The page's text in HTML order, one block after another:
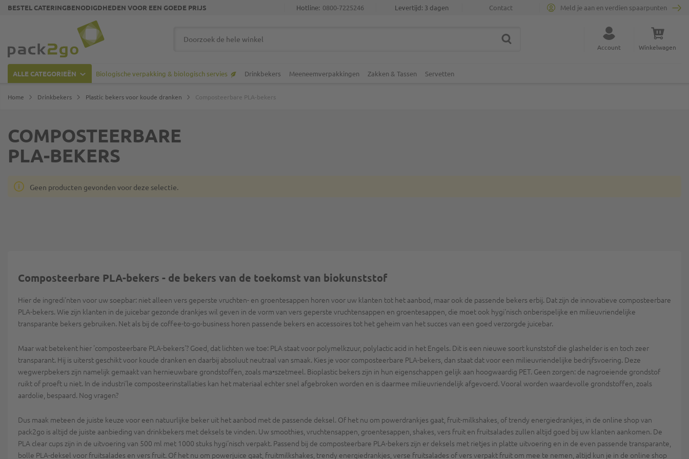
BESTEL CATERINGBENODIGDHEDEN VOOR EEN GOEDE PRIJS Contact
Levertijd: 3 dagen
Hotline: 0800-7225246 Meld je aan en verdien spaarpunten
Sluit zoekopdracht
ZOEK Account Winkelwagen
ALLE CATEGORIEËN Biologische verpakking & biologisch servies Drinkbekers Meeneemverpakkingen Zakken & Tassen Servetten
Home Drinkbekers Plastic bekers voor koude dranken Composteerbare PLA-bekers
COMPOSTEERBARE
PLA-BEKERS
Geen producten gevonden voor deze selectie.
Composteerbare PLA-bekers - de bekers van de toekomst van biokunststof
Hier de ingredi‘nten voor uw soepbar: niet alleen vers geperste vruchten- en groentesappen horen voor uw klanten tot het aanbod, maar ook de passende bekers erbij. Dat zijn de innovatieve composteerbare
PLA-bekers. Wie zijn klanten in de juicebar gezonde drankjes wil geven in de vorm van vers geperste vruchtensappen en groentesappen, die moet ook hygi‘nisch onberispelijke en milieuvriendelijke
transparante bekers gebruiken. Net als bij de coffee-to-go-business horen passende bekers en accessoires tot het geheim van het succes van een goed verzorgde juicebar.
Maar wat betekent hier 'composteerbare PLA-bekers'? Goed, dat lichten we toe: PLA staat voor polymelkzuur, polylactic acid in het Engels. Dit is een nieuwe soort kunststof die glashelder is en toch zeer
transparant. Hij is uiterst geschikt voor koude dranken en daarbij absoluut neutraal van smaak. Kies je voor composteerbare PLA-bekers, dan staat dat voor een milieuvriendelijke bedrijfsvoering. Deze
wegwerpbekers zijn namelijk gemaakt van hernieuwbare grondstoffen, zoals ma•szetmeel. Bioplastic bekers zijn in hun eigenschappen gelijk aan hoogwaardig PET. Geen zorgen: de nagroeiende grondstof
ruikt of proeft u niet. In de industri‘le composteerinstallaties kan het materiaal echter snel afgebroken worden en is daarmee milieuvriendelijk afgevoerd. Vooral worden waardevolle grondstoffen, zoals
aardolie, bespaard. Nog vragen?
Dus maak meteen de juiste keuze voor een natuurlijke beker uit het aanbod met de passende deksel. Of het nu om powerdrankjes gaat, fruit-milkshakes, of trendy energiedrankjes, in de online shop van
pack2go is altijd de juiste aanbieding van drinkbekers met deksels te vinden. Uw smoothies, vruchtensappen, groentesappen, shakes, vers fruit en fruitsalades zullen altijd goed bij uw klanten aankomen. De
PLA clear cups zijn in de uitvoering van 500 ml met 1000 stuks hygi‘nisch verpakt. Passend bij de composteerbare PLA-bekers zijn er deksels met rietjes in platte uitvoering en in de even passende transparante,
bolle PLA-deksel voor fruitsalades en vers fruit. Of het nu om powerjuice gaat, fruitmilkshakes, trendy energiedrankjes, verse fruitsalades of vers verpakt fruit om mee te nemen, altijd kun je in de online shop